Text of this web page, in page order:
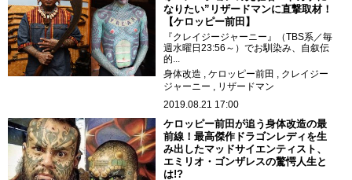
なりたい”リザードマンに直撃取材！
【ケロッピー前田】
『クレイジージャーニー』（TBS系／毎
週水曜日23:56～）でお馴染み、自叙伝
的...
身体改造
ケロッピー前田
クレイジー
ジャーニー
リザードマン
2019.08.21 17:00
ケロッピー前田が追う身体改造の最
前線！最高傑作ドラゴンレディを生
み出したマッドサイエンティスト、
エミリオ・ゴンザレスの驚愕人生と
は!?